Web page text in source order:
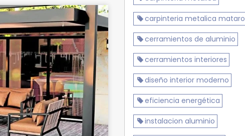
carpinteria metalica mataro
cerramientos de aluminio
cerramientos interiores
diseño interior moderno
eficiencia energética
instalacion aluminio